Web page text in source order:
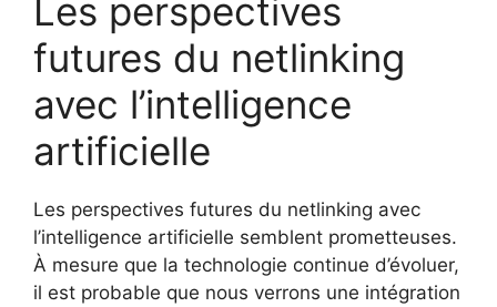
Les perspectives
futures du netlinking
avec l’intelligence
artificielle
Les perspectives futures du netlinking avec
l’intelligence artificielle semblent prometteuses.
À mesure que la technologie continue d’évoluer,
il est probable que nous verrons une intégration